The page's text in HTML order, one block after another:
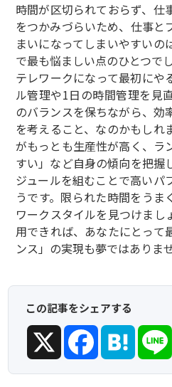
時間が区切られておらず、仕
をつかみづらいため、仕事と
まいになってしまいやすいの
で最も悩ましい点のひとつでし
テレワークになって最初にや
ル管理や1日の時間管理を見
のバランスを保ちながら、効
を考えること、なのかもしれ
がもっとも生産性が高く、ラ
すい」など自身の傾向を把握
ジュールを組むことで高いパ
うです。限られた時間をうま
ワークスタイルを見つけまし
用できれば、あなたにとって
ンス」の実現も夢ではありま
この記事をシェアする
X FacebookHatena